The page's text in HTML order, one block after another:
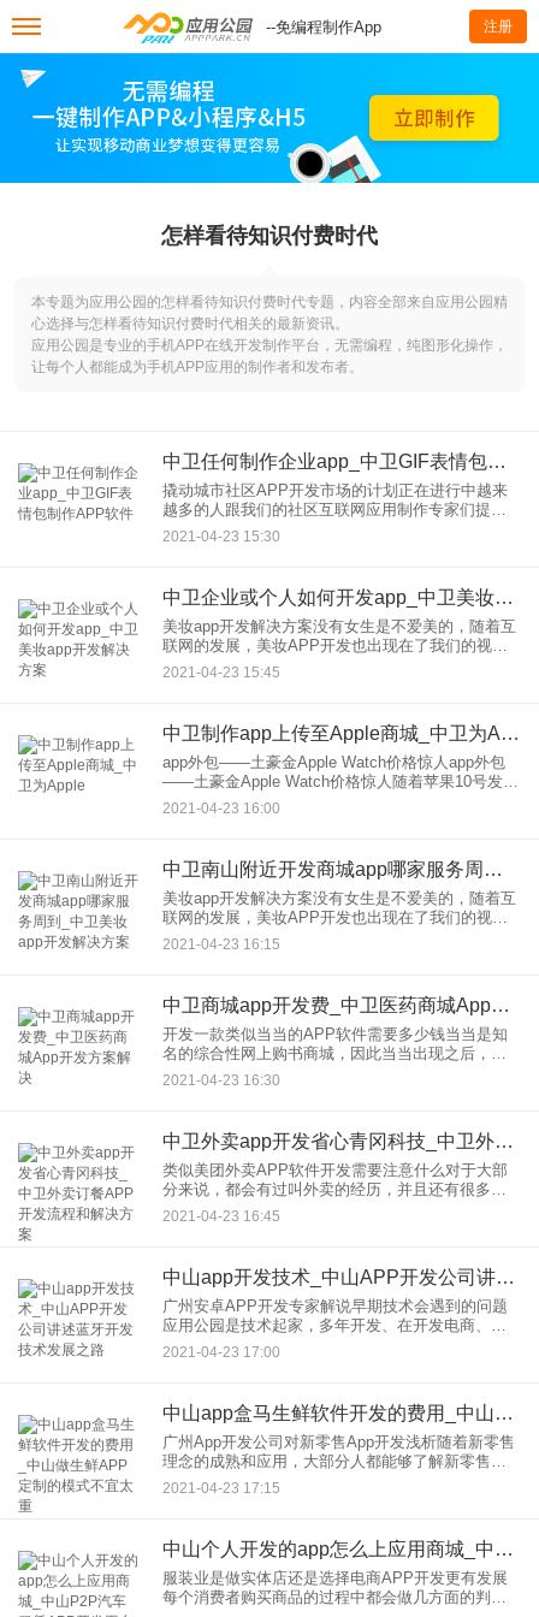
--免编程制作App 注册
怎样看待知识付费时代
本专题为应用公园的怎样看待知识付费时代专题，内容全部来自应用公园精
心选择与怎样看待知识付费时代相关的最新资讯。
应用公园是专业的手机APP在线开发制作平台，无需编程，纯图形化操作，
让每个人都能成为手机APP应用的制作者和发布者。
中卫任何制作企业app_中卫GIF表情包制作APP软件
撬动城市社区APP开发市场的计划正在进行中越来
越多的人跟我们的社区互联网应用制作专家们提
到，实际上，大家都认可社区O2O对企业发展的作
用，但是因为做社区O2O比较难入手，所以很多企
2021-04-23 15:30
中卫企业或个人如何开发app_中卫美妆app开发解决方案
美妆app开发解决方案没有女生是不爱美的，随着互
联网的发展，美妆APP开发也出现在了我们的视野
当中...但是美妆app可以提供你完整的一套从护肤到
美妆的详尽知识还有专家指导。是现在爱美女性不
2021-04-23 15:45
中卫制作app上传至Apple商城_中卫为Apple
app外包――土豪金Apple Watch价格惊人app外包
――土豪金Apple Watch价格惊人随着苹果10号发布
iphone6和apple watch以来，各界评论褒贬不一，现
在土豪金apple
2021-04-23 16:00
中卫南山附近开发商城app哪家服务周到_中卫美妆app开发解决方案
美妆app开发解决方案没有女生是不爱美的，随着互
联网的发展，美妆APP开发也出现在了我们的视野
当中...但是美妆app可以提供你完整的一套从护肤到
美妆的详尽知识还有专家指导。是现在爱美女性不
2021-04-23 16:15
中卫商城app开发费_中卫医药商城App开发方案解决
开发一款类似当当的APP软件需要多少钱当当是知
名的综合性网上购书商城，因此当当出现之后，就
使得书籍购物得到有效的规范。类似当当APP软件
开发，所以对于运营者来说，能开发购书APP软件
2021-04-23 16:30
中卫外卖app开发省心青冈科技_中卫外卖订餐APP开发流程和解决方案
类似美团外卖APP软件开发需要注意什么对于大部
分来说，都会有过叫外卖的经历，并且还有很多人
目前都是出于一个长期需要叫外卖的状态，例如受
到他们本身工作的影响导致时间被压榨、或者是为
2021-04-23 16:45
中山app开发技术_中山APP开发公司讲述蓝牙开发技术发展之路
广州安卓APP开发专家解说早期技术会遇到的问题
应用公园是技术起家，多年开发、在开发电商、社
交、金融、教育等都有丰富的开发经验。下面由广
州安卓APP开发专家解说早期技术会遇到的问题。
2021-04-23 17:00
中山app盒马生鲜软件开发的费用_中山做生鲜APP定制的模式不宜太重
广州App开发公司对新零售App开发浅析随着新零售
理念的成熟和应用，大部分人都能够了解新零售的
意义和概念，因此新零售也能够得到很好地发展和
应用。在未来的几年都将会是新的零售方式的转变
2021-04-23 17:15
中山个人开发的app怎么上应用商城_中山P2P汽车租赁APP开发平台的安全问题怎么来保障
服装业是做实体店还是选择电商APP开发更有发展
每个消费者购买商品的过程中都会做几方面的判